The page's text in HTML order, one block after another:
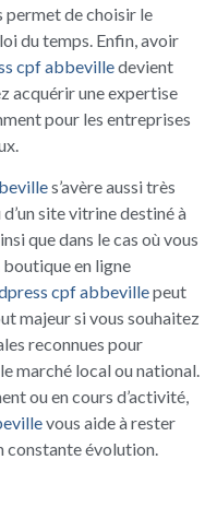
permet de choisir le
du temps. Enfin, avoir
cpf abbevilledevient
acquérir une expertise
pour les entreprises
s’avère aussi très
site vitrine destiné à
que dans le cas où vous
en ligne
cpf abbevillepeut
majeur si vous souhaitez
reconnues pour
marché local ou national.
ou en cours d’activité,
vous aide à rester
constante évolution.